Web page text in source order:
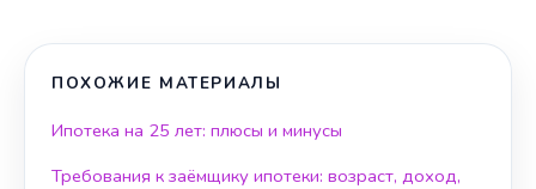
ПОХОЖИЕ МАТЕРИАЛЫ
Ипотека на 25 лет: плюсы и минусы
Требования к заёмщику ипотеки: возраст, доход,